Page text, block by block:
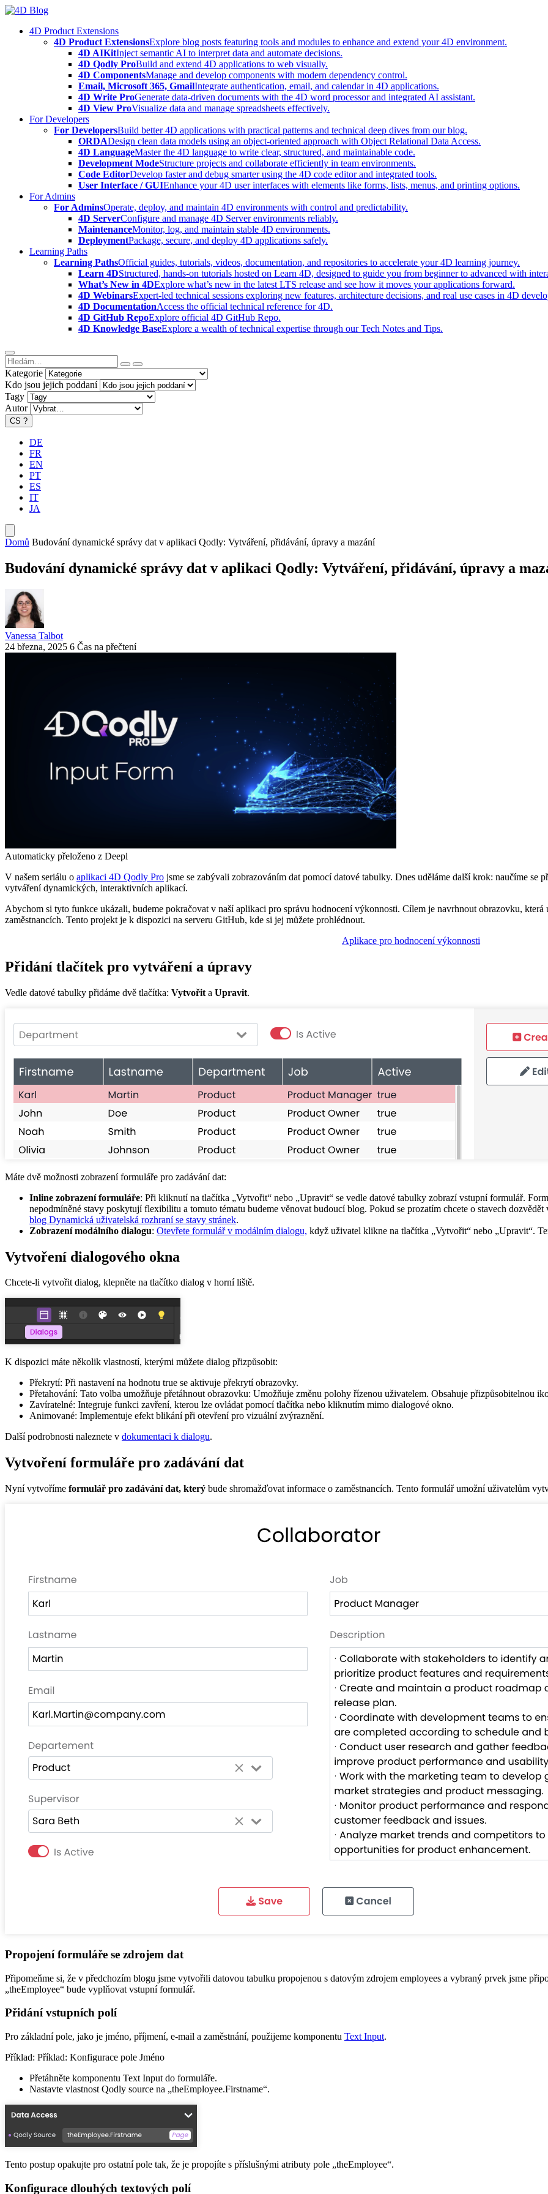
Skip
content4D Product Extensions
4D Product ExtensionsExplore blog posts featuring tools and modules to enhance and extend your 4D environment.
4D AIKitInject semantic AI to interpret data and automate decisions.
4D Qodly ProBuild and extend 4D applications to web visually.
4D ComponentsManage and develop components with modern dependency control.
Email, Microsoft 365, GmailIntegrate authentication, email, and calendar in 4D applications.
4D Write ProGenerate data-driven documents with the 4D word processor and integrated AI assistant.
4D View ProVisualize data and manage spreadsheets effectively.
For Developers
For DevelopersBuild better 4D applications with practical patterns and technical deep dives from our blog.
ORDADesign clean data models using an object-oriented approach with Object Relational Data Access.
4D LanguageMaster the 4D language to write clear, structured, and maintainable code.
Development ModeStructure projects and collaborate efficiently in team environments.
Code EditorDevelop faster and debug smarter using the 4D code editor and integrated tools.
User Interface / GUIEnhance your 4D user interfaces with elements like forms, lists, menus, and printing options.
For Admins
For AdminsOperate, deploy, and maintain 4D environments with control and predictability.
4D ServerConfigure and manage 4D Server environments reliably.
MaintenanceMonitor, log, and maintain stable 4D environments.
DeploymentPackage, secure, and deploy 4D applications safely.
Learning Paths
Learning PathsOfficial guides, tutorials, videos, documentation, and repositories to accelerate your 4D learning journey.
Learn 4DStructured, hands-on tutorials hosted on Learn 4D, designed to guide you from beginner to advanced with
What’s New in 4DExplore what’s new in the latest LTS release and see how it moves your applications forward.
4D WebinarsExpert-led technical sessions exploring new features, architecture decisions, and real use cases in 4D
4D DocumentationAccess the official technical reference for 4D.
4D GitHub RepoExplore official 4D GitHub Repo.
4D Knowledge BaseExplore a wealth of technical expertise through our Tech Notes and Tips.
Kategorie
Kdo jsou jejich poddaní
Tagy
Autor
CS ?
DE
FR
EN
PT
ES
IT
JA
Domů Budování dynamické správy dat v aplikaci Qodly: Vytváření, přidávání, úpravy a mazání
Budování dynamické správy dat v aplikaci Qodly: Vytváření, přidávání, úpravy a
Vanessa Talbot
24 března, 2025 6 Čas na přečtení
Automaticky přeloženo z Deepl
V našem seriálu o aplikaci 4D Qodly Pro jsme se zabývali zobrazováním dat pomocí datové tabulky. Dnes uděláme další krok: naučíme se
vytváření dynamických, interaktivních aplikací.
Abychom si tyto funkce ukázali, budeme pokračovat v naší aplikaci pro správu hodnocení výkonnosti. Cílem je navrhnout obrazovku,
zaměstnancích. Tento projekt je k dispozici na serveru GitHub, kde si jej můžete prohlédnout.
Aplikace pro hodnocení výkonnosti
Přidání tlačítek pro vytváření a úpravy
Vedle datové tabulky přidáme dvě tlačítka: Vytvořit a Upravit.
Máte dvě možnosti zobrazení formuláře pro zadávání dat:
Inline zobrazení formuláře: Při kliknutí na tlačítka „Vytvořit“ nebo „Upravit“ se vedle datové tabulky zobrazí vstupní formulář.
nepodmíněné stavy poskytují flexibilitu a tomuto tématu budeme věnovat budoucí blog. Pokud se prozatím chcete o stavech
blog Dynamická uživatelská rozhraní se stavy stránek.
Zobrazení modálního dialogu: Otevřete formulář v modálním dialogu, když uživatel klikne na tlačítka „Vytvořit“ nebo „Upravit“.
Vytvoření dialogového okna
Chcete-li vytvořit dialog, klepněte na tlačítko dialog v horní liště.
K dispozici máte několik vlastností, kterými můžete dialog přizpůsobit:
Překrytí: Při nastavení na hodnotu true se aktivuje překrytí obrazovky.
Přetahování: Tato volba umožňuje přetáhnout obrazovku: Umožňuje změnu polohy řízenou uživatelem. Obsahuje přizpůsobitelnou
Zavíratelné: Integruje funkci zavření, kterou lze ovládat pomocí tlačítka nebo kliknutím mimo dialogové okno.
Animované: Implementuje efekt blikání při otevření pro vizuální zvýraznění.
Další podrobnosti naleznete v dokumentaci k dialogu.
Vytvoření formuláře pro zadávání dat
Nyní vytvoříme formulář pro zadávání dat, který bude shromažďovat informace o zaměstnancích. Tento formulář umožní uživatelům
Propojení formuláře se zdrojem dat
Připomeňme si, že v předchozím blogu jsme vytvořili datovou tabulku propojenou s datovým zdrojem employees a vybraný prvek jsme
„theEmployee“ bude vyplňovat vstupní formulář.
Přidání vstupních polí
Pro základní pole, jako je jméno, příjmení, e-mail a zaměstnání, použijeme komponentu Text Input.
Příklad: Příklad: Konfigurace pole Jméno
Přetáhněte komponentu Text Input do formuláře.
Nastavte vlastnost Qodly source na „theEmployee.Firstname“.
Tento postup opakujte pro ostatní pole tak, že je propojíte s příslušnými atributy pole „theEmployee“.
Konfigurace dlouhých textových polí